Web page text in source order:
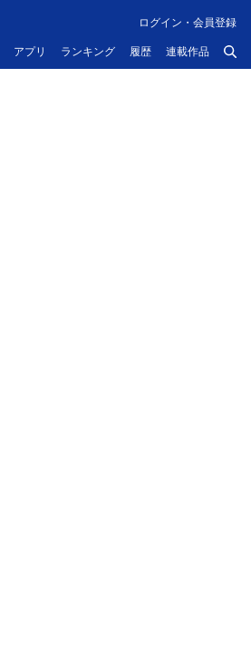
アプリ ランキング 履歴 連載作品
ログイン・会員登録